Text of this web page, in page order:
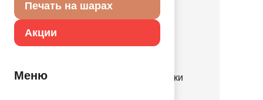
Печать на шарах
Акции
Меню Свеча С ДР Грузовички